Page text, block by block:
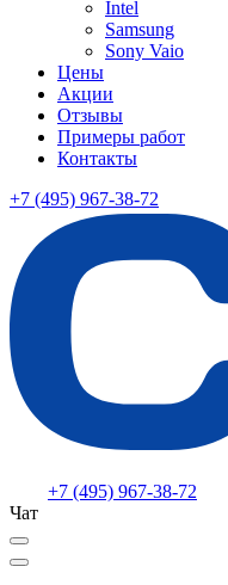
Intel
Samsung
Sony Vaio
Цены
Акции
Отзывы
Примеры работ
Контакты
+7 (495) 967-38-72
+7 (495) 967-38-72
Чат